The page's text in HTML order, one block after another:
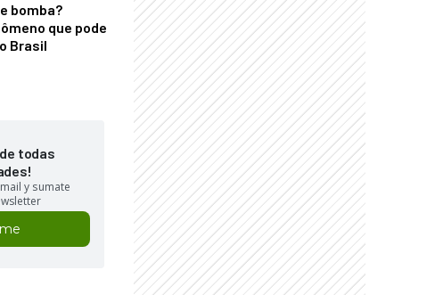
bomba?
que pode
Brasil
todas
y sumate